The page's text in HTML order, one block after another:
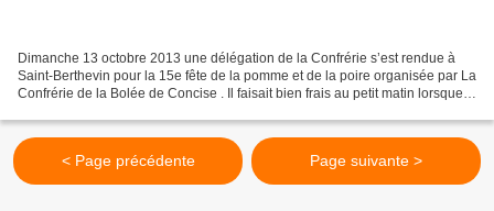
Dimanche 13 octobre 2013 une délégation de la Confrérie s’est rendue à
Saint-Berthevin pour la 15e fête de la pomme et de la poire organisée par La
Confrérie de la Bolée de Concise . Il faisait bien frais au petit matin lorsque
< Page précédente Page suivante >